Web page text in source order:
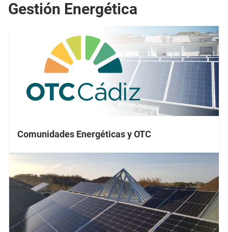
Gestión Energética
Comunidades Energéticas y OTC